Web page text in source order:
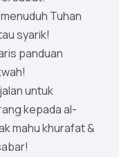
Tuhan
syarik!
panduan
untuk
kepada al-
mahu khurafat &